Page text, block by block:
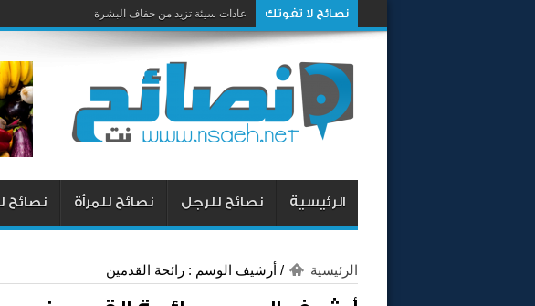
نصائح لا تفوتك عادات سيئة تزيد من جفاف البشرة
الرئيسية نصائح للرجل نصائح للمرأة نصائح
الرئيسية / أرشيف الوسم : رائحة القدمين